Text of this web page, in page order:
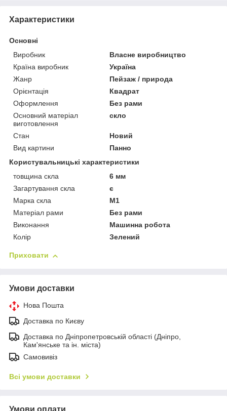
Характеристики
Основні
Виробник
Власне виробництво
Країна виробник
Україна
Жанр
Пейзаж / природа
Орієнтація
Квадрат
Оформлення
Без рами
Основний матеріал
виготовлення
скло
Стан
Новий
Вид картини
Панно
Користувальницькі характеристики
товщина скла
6 мм
Загартування скла
є
Марка скла
М1
Матеріал рами
Без рами
Виконання
Машинна робота
Колір
Зелений
Приховати
Умови доставки
Нова Пошта
Доставка по Києву
Доставка по Дніпропетровській області (Дніпро,
Кам'янське та ін. міста)
Самовивіз
Всі умови доставки